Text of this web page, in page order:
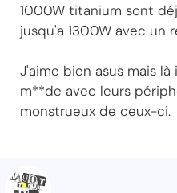
1000W titanium sont
jusqu'a 1300W avec un
J'aime bien asus mais
m**de avec leurs
monstrueux de ceux-ci.